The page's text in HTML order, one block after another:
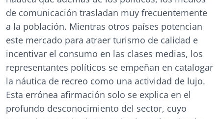
de comunicación trasladan muy frecuentemente
a la población. Mientras otros países potencian
este mercado para atraer turismo de calidad e
incentivar el consumo en las clases medias, los
representantes políticos se empeñan en catalogar
la náutica de recreo como una actividad de lujo.
Esta errónea afirmación solo se explica en el
profundo desconocimiento del sector, cuyo